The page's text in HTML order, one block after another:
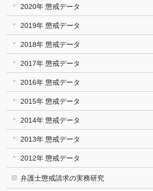
2020年 懲戒データ
2019年 懲戒データ
2018年 懲戒データ
2017年 懲戒データ
2016年 懲戒データ
2015年 懲戒データ
2014年 懲戒データ
2013年 懲戒データ
2012年 懲戒データ
弁護士懲戒請求の実務研究